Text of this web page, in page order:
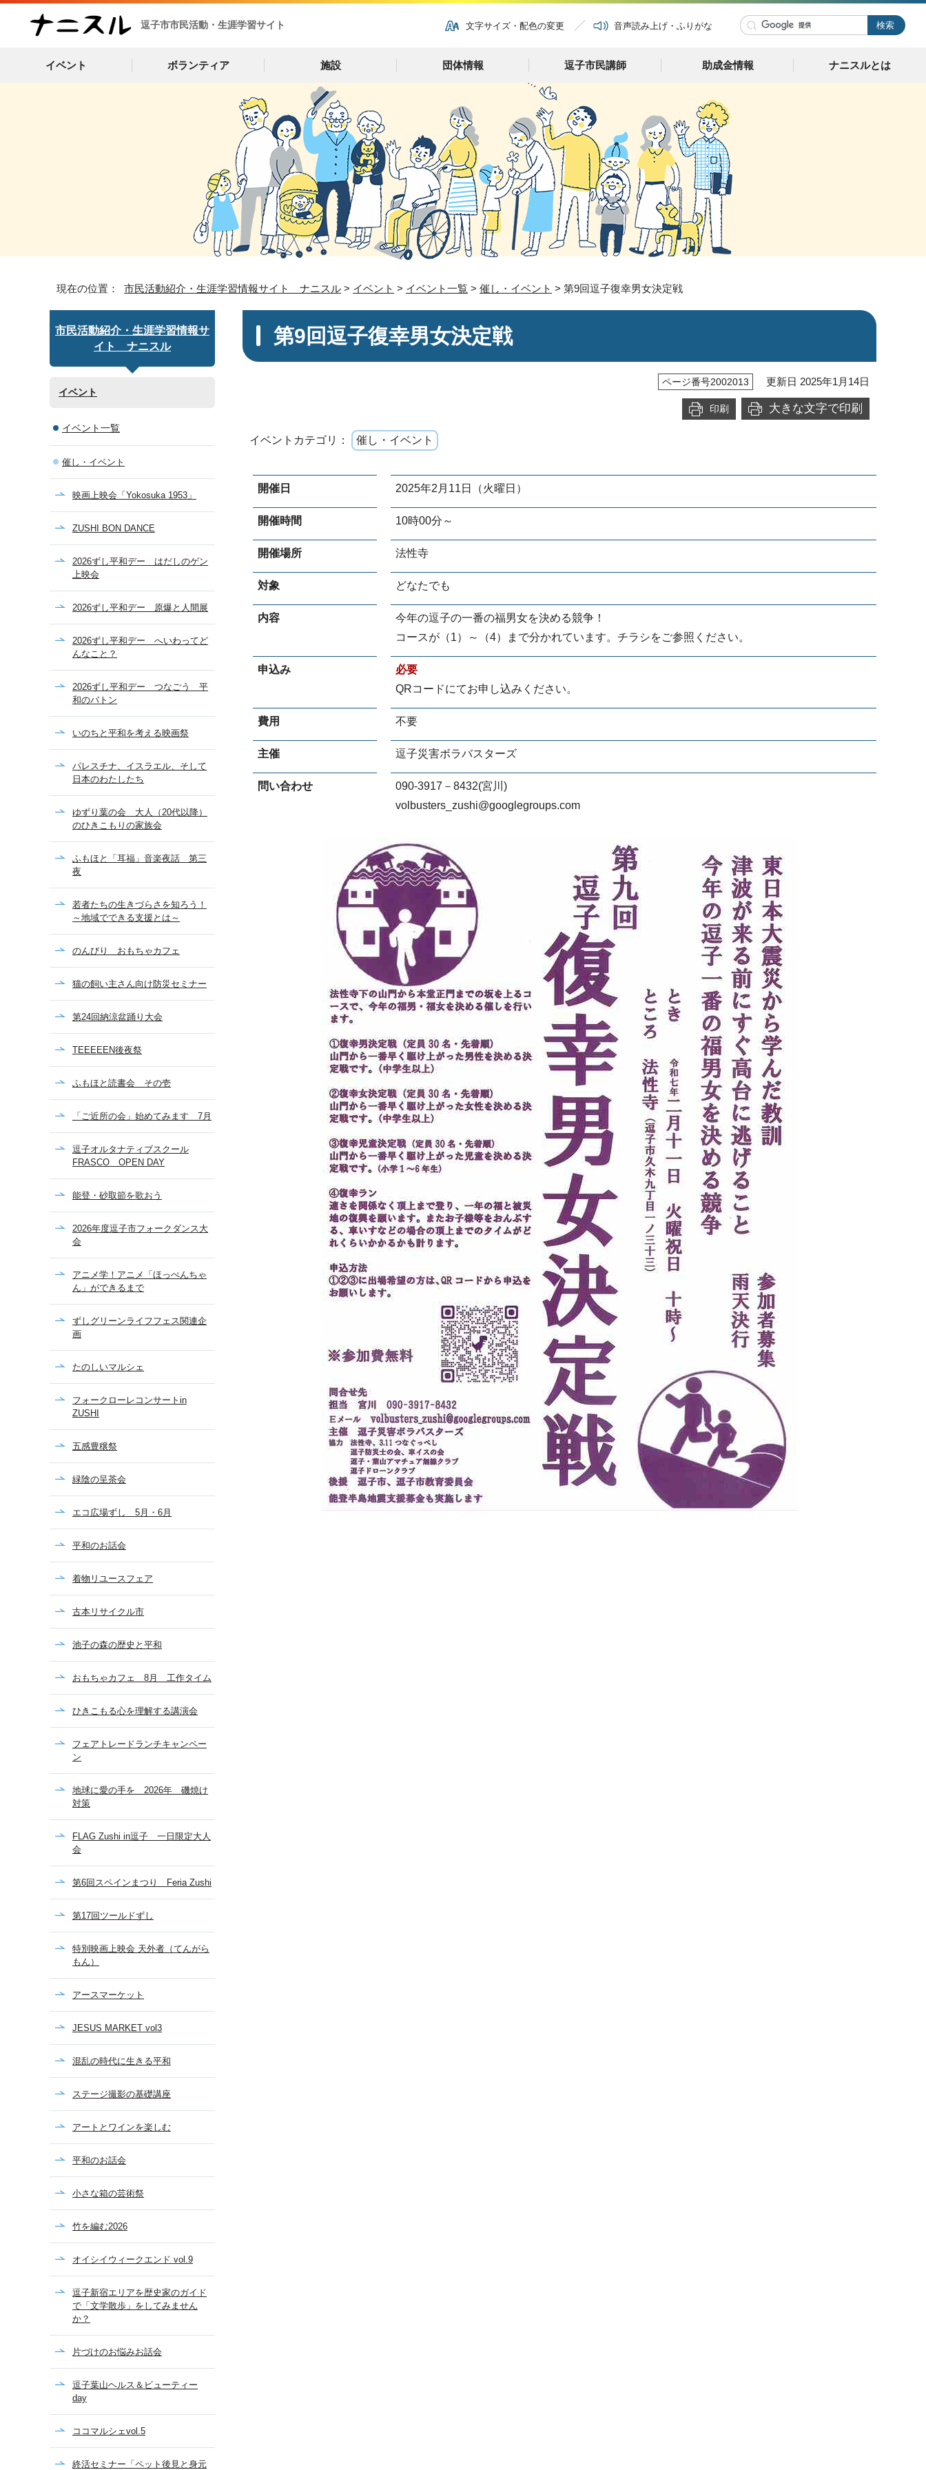
逗子市市民活動・生涯学習サイト 文字サイズ・配色の変更 音声読み上げ・ふりがな
イベント ボランティア 施設 団体情報 逗子市民講師 助成金情報 ナニスルとは
現在の位置： 市民活動紹介・生涯学習情報サイト ナニスル > イベント > イベント一覧 > 催し・イベント > 第9回逗子復幸男女決定戦
第9回逗子復幸男女決定戦
ページ番号2002013 更新日 2025年1月14日
印刷 大きな文字で印刷
イベントカテゴリ： 催し・イベント
開催日 2025年2月11日（火曜日）
開催時間 10時00分～
開催場所 法性寺
対象 どなたでも
内容
今年の逗子の一番の福男女を決める競争！
コースが（1）～（4）まで分かれています。チラシをご参照ください。
申込み
必要
QRコードにてお申し込みください。
費用 不要
主催 逗子災害ボラバスターズ
問い合わせ
090-3917－8432(宮川)
volbusters_zushi@googlegroups.com
市民活動紹介・生涯学習情報サ
イト ナニスル
イベント
イベント一覧
催し・イベント
映画上映会「Yokosuka 1953」
ZUSHI BON DANCE
2026ずし平和デー はだしのゲン
上映会
2026ずし平和デー 原爆と人間展
2026ずし平和デー へいわってど
んなこと？
2026ずし平和デー つなごう 平
和のバトン
いのちと平和を考える映画祭
パレスチナ、イスラエル、そして
日本のわたしたち
ゆずり葉の会 大人（20代以降）
のひきこもりの家族会
ふもほと「耳福」音楽夜話 第三
夜
若者たちの生きづらさを知ろう！
～地域でできる支援とは～
のんびり おもちゃカフェ
猫の飼い主さん向け防災セミナー
第24回納涼盆踊り大会
TEEEEEN後夜祭
ふもほと読書会 その壱
「ご近所の会」始めてみます 7月
逗子オルタナティブスクール
FRASCO OPEN DAY
能登・砂取節を歌おう
2026年度逗子市フォークダンス大
会
アニメ学！アニメ「ほっぺんちゃ
ん」ができるまで
ずしグリーンライフフェス関連企
画
たのしいマルシェ
フォークローレコンサートin
ZUSHI
五感豊穣祭
緑陰の呈茶会
エコ広場ずし 5月・6月
平和のお話会
着物リユースフェア
古本リサイクル市
池子の森の歴史と平和
おもちゃカフェ 8月 工作タイム
ひきこもる心を理解する講演会
フェアトレードランチキャンペー
ン
地球に愛の手を 2026年 磯焼け
対策
FLAG Zushi in逗子 一日限定大人
会
第6回スペインまつり Feria Zushi
第17回ツールドずし
特別映画上映会 天外者（てんがら
もん）
アースマーケット
JESUS MARKET vol3
混乱の時代に生きる平和
ステージ撮影の基礎講座
アートとワインを楽しむ
平和のお話会
小さな箱の芸術祭
竹を編む2026
オイシイウィークエンド vol.9
逗子新宿エリアを歴史家のガイド
で「文学散歩」をしてみません
か？
片づけのお悩みお話会
逗子葉山ヘルス＆ビューティー
day
ココマルシェvol.5
終活セミナー「ペット後見と身元